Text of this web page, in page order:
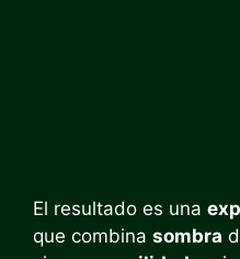
El resultado es una
que combina sombra